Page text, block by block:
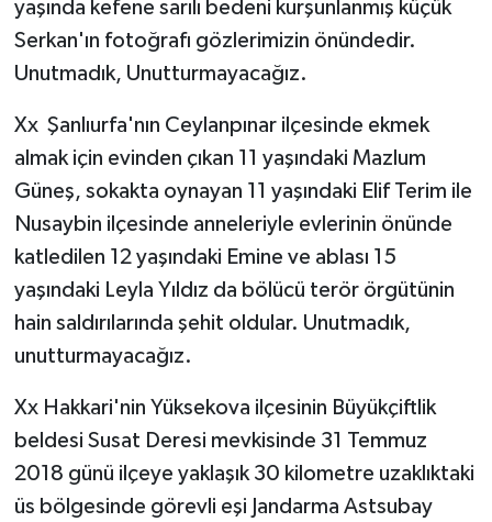
yaşında kefene sarılı bedeni kurşunlanmış küçük
Serkan'ın fotoğrafı gözlerimizin önündedir.
Unutmadık, Unutturmayacağız.
Xx Şanlıurfa'nın Ceylanpınar ilçesinde ekmek
almak için evinden çıkan 11 yaşındaki Mazlum
Güneş, sokakta oynayan 11 yaşındaki Elif Terim ile
Nusaybin ilçesinde anneleriyle evlerinin önünde
katledilen 12 yaşındaki Emine ve ablası 15
yaşındaki Leyla Yıldız da bölücü terör örgütünin
hain saldırılarında şehit oldular. Unutmadık,
unutturmayacağız.
Xx Hakkari'nin Yüksekova ilçesinin Büyükçiftlik
beldesi Susat Deresi mevkisinde 31 Temmuz
2018 günü ilçeye yaklaşık 30 kilometre uzaklıktaki
üs bölgesinde görevli eşi Jandarma Astsubay